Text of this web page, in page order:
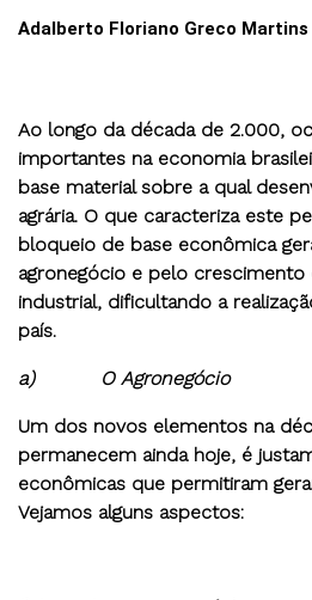
Adalberto Floriano Greco
Ao longo da década de 2.000,
importantes na economia
base material sobre a qual
agrária. O que caracteriza este
bloqueio de base econômica
agronegócio e pelo
industrial, dificultando a
país.
a) O Agronegócio
Um dos novos elementos na
permanecem ainda hoje, é
econômicas que permitiram
Vejamos alguns aspectos: